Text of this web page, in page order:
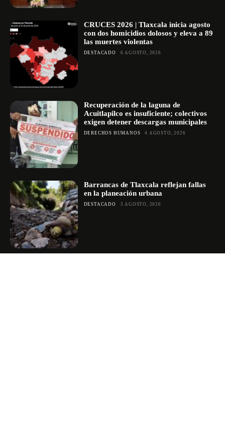
CRUCES 2026 | Tlaxcala inicia agosto
con dos homicidios dolosos y eleva a 89
las muertes violentas
DESTACADO 6 AGOSTO, 2026
Recuperación de la laguna de
Acuitlapilco es insuficiente; colectivos
exigen detener descargas municipales
DERECHOS HUMANOS 4 AGOSTO, 2026
Barrancas de Tlaxcala reflejan fallas
en la planeación urbana
DESTACADO 3 AGOSTO, 2026